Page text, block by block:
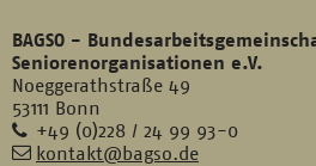
BAGSO -
Seniorenorganisationen e.V.
Noeggerathstraße 49
53111 Bonn
Telefon
+49 (0)228 / 24 99 93-0
E- kontakt@bagso.de